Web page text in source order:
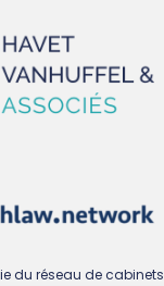
du réseau de cabinets